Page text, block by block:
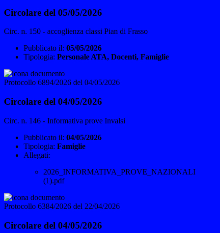
Circolare del 05/05/2026
Circ. n. 150 - accoglienza classi Pian di Frasso
Pubblicato il: 05/05/2026
Tipologia: Personale ATA, Docenti, Famiglie
Protocollo 6894/2026 del 04/05/2026
Circolare del 04/05/2026
Circ. n. 146 - Informativa prove Invalsi
Pubblicato il: 04/05/2026
Tipologia: Famiglie
Allegati:
2026_INFORMATIVA_PROVE_NAZIONALI
(1).pdf
Protocollo 6384/2026 del 22/04/2026
Circolare del 04/05/2026